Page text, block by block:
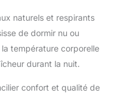
naturels et respirants
de dormir nu ou
température corporelle
durant la nuit.
confort et qualité de